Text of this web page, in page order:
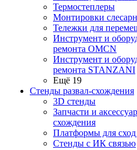
Термостеплеры
Монтировки
Тележки для
Инструмент и
ремонта OMCN
Инструмент и
ремонта STANZANI
Ещё 19
Стенды развал-схождения
3D стенды
Запчасти и
схождения
Платформы для сход
Стенды с ИК связью